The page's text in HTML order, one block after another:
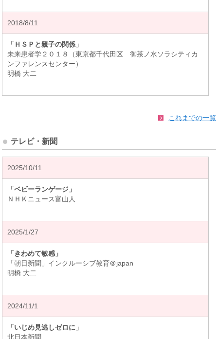
2018/8/11
「ＨＳＰと親子の関係」
未来患者学２０１８（東京都千代田区 御茶ノ水ソラシティカ
ンファレンスセンター）
明橋 大二
これまでの一覧
テレビ・新聞
2025/10/11
「ベビーランゲージ」
ＮＨＫニュース富山人
2025/1/27
「きわめて敏感」
「朝日新聞」インクルーシブ教育＠japan
明橋 大二
2024/11/1
「いじめ見逃しゼロに」
北日本新聞